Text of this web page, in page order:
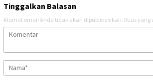
Tinggalkan Balasan
Alamat email Anda tidak akan dipublikasikan. Ruas